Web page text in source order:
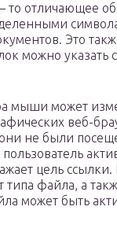
то отличающее
Это
можно указать
мыши может
веб-
не были
пользователь
цель ссылки.
типа файла, а
может быть